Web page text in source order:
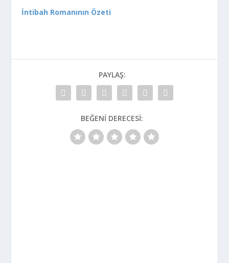
İntibah Romanının Özeti
PAYLAŞ:
BEĞENI DERECESI: